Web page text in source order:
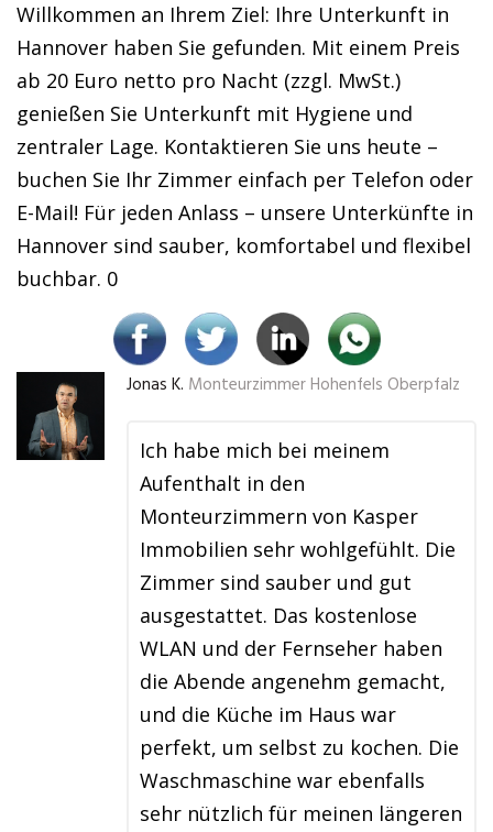
Willkommen an Ihrem Ziel: Ihre Unterkunft in
Hannover haben Sie gefunden. Mit einem Preis
ab 20 Euro netto pro Nacht (zzgl. MwSt.)
genießen Sie Unterkunft mit Hygiene und
zentraler Lage. Kontaktieren Sie uns heute –
buchen Sie Ihr Zimmer einfach per Telefon oder
E-Mail! Für jeden Anlass – unsere Unterkünfte in
Hannover sind sauber, komfortabel und flexibel
buchbar. 0
Jonas K. Monteurzimmer Hohenfels Oberpfalz
Ich habe mich bei meinem
Aufenthalt in den
Monteurzimmern von Kasper
Immobilien sehr wohlgefühlt. Die
Zimmer sind sauber und gut
ausgestattet. Das kostenlose
WLAN und der Fernseher haben
die Abende angenehm gemacht,
und die Küche im Haus war
perfekt, um selbst zu kochen. Die
Waschmaschine war ebenfalls
sehr nützlich für meinen längeren